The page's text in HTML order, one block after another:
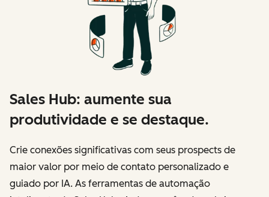
Sales Hub: aumente sua
produtividade e se destaque.
Crie conexões significativas com seus prospects de
maior valor por meio de contato personalizado e
guiado por IA. As ferramentas de automação